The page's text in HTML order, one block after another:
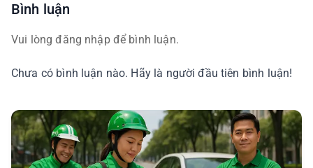
Bình luận
Vui lòng đăng nhập để bình luận.
Chưa có bình luận nào. Hãy là người đầu tiên bình luận!